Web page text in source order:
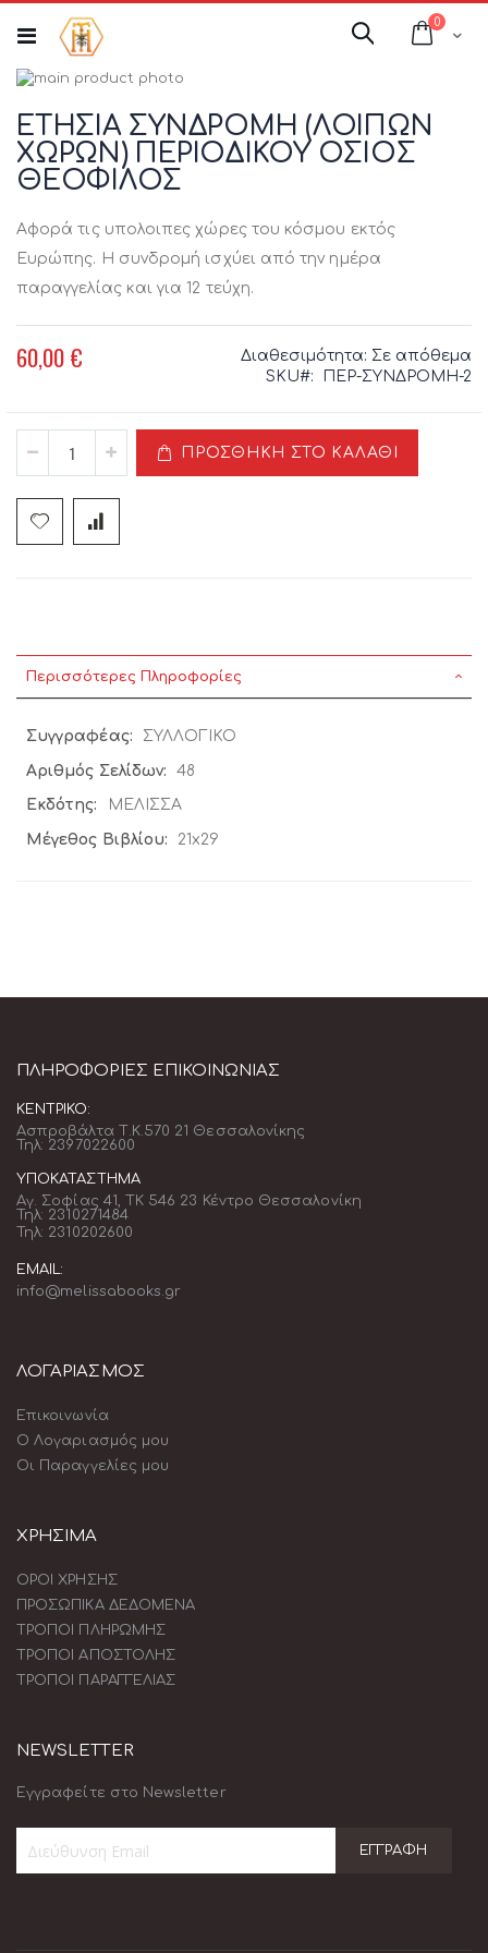
στο
περιεχόμενο
Cart
0
Αναζήτηση
Μετάβαση
τέλος
της
συλλογής
εικόνων
ΕΤΗΣΙΑ ΣΥΝΔΡΟΜΗ (ΛΟΙΠΩΝ ΧΩΡΩΝ) ΠΕΡΙΟΔΙΚΟΥ
στην
αρχή
της
συλλογής
ΕΤΗΣΙΑ ΣΥΝΔΡΟΜΗ (ΛΟΙΠΩΝ
ΧΩΡΩΝ) ΠΕΡΙΟΔΙΚΟΥ ΟΣΙΟΣ
ΘΕΟΦΙΛΟΣ
Αφορά τις υπολοιπες χώρες του κόσμου εκτός
Ευρώπης. Η συνδρομή ισχύει από την ημέρα
παραγγελίας και για 12 τεύχη.
60,00 € Διαθεσιμότητα: Σε απόθεμα
SKU
ΠΕΡ-ΣΥΝΔΡΟΜΗ-2
ΠΡΟΣΘΉΚΗ ΣΤΟ ΚΑΛΆΘΙ
Περισσότερες Πληροφορίες
Περισσότερες
Πληροφορίες
ΣΥΛΛΟΓΙΚΟ
48
ΜΕΛΙΣΣΑ
21x29
ΠΛΗΡΟΦΟΡΊΕΣ ΕΠΙΚΟΙΝΩΝΊΑΣ
ΚΕΝΤΡΙΚΌ:
Ασπροβάλτα Τ.Κ.570 21 Θεσσαλονίκης
Τηλ: 2397022600
ΥΠΟΚΑΤΆΣΤΗΜΑ
Αγ. Σοφίας 41, ΤΚ 546 23 Κέντρο Θεσσαλονίκη
Τηλ: 2310271484
Τηλ: 2310202600
EMAIL:
info@melissabooks.gr
ΛΟΓΑΡΙΑΣΜΟΣ
Επικοινωνία
Ο Λογαριασμός μου
Οι Παραγγελίες μου
ΧΡΗΣΙΜΑ
ΟΡΟΙ ΧΡΗΣΗΣ
ΠΡΟΣΩΠΙΚΑ ΔΕΔΟΜΕΝΑ
ΤΡΟΠΟΙ ΠΛΗΡΩΜΗΣ
ΤΡΟΠΟΙ ΑΠΟΣΤΟΛΗΣ
ΤΡΟΠΟΙ ΠΑΡΑΓΓΕΛΙΑΣ
NEWSLETTER
Εγγραφείτε στο Newsletter
ΕΓΓΡΑΦΉ